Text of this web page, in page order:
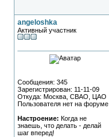
angeloshka
Активный участник
Сообщения: 345
Зарегистрирован: 11-11-09
Откуда: Москва, СВАО, ЦАО
Пользователя нет на форуме
Настроение: Когда не
знаешь, что делать - делай
шаг вперед!